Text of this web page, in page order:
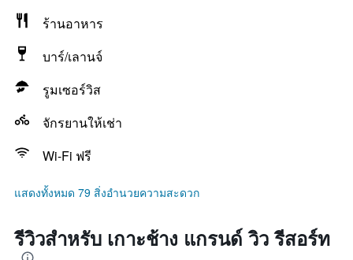
ร้านอาหาร
บาร์/เลานจ์
รูมเซอร์วิส
จักรยานให้เช่า
Wi-Fi ฟรี
แสดงทั้งหมด 79 สิ่งอำนวยความสะดวก
รีวิวสำหรับ เกาะช้าง แกรนด์ วิว รีสอร์ท